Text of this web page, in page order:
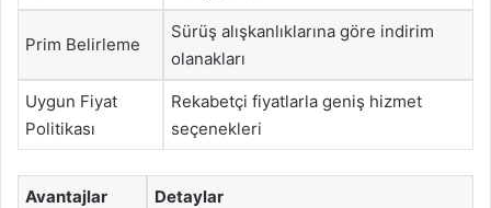
Prim Belirleme
Sürüş alışkanlıklarına göre indirim
olanakları
Uygun Fiyat
Politikası
Rekabetçi fiyatlarla geniş hizmet
seçenekleri
Avantajlar Detaylar